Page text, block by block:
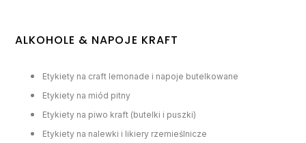
ALKOHOLE & NAPOJE KRAFT
Etykiety na craft lemonade i napoje butelkowane
Etykiety na miód pitny
Etykiety na piwo kraft (butelki i puszki)
Etykiety na nalewki i likiery rzemieślnicze